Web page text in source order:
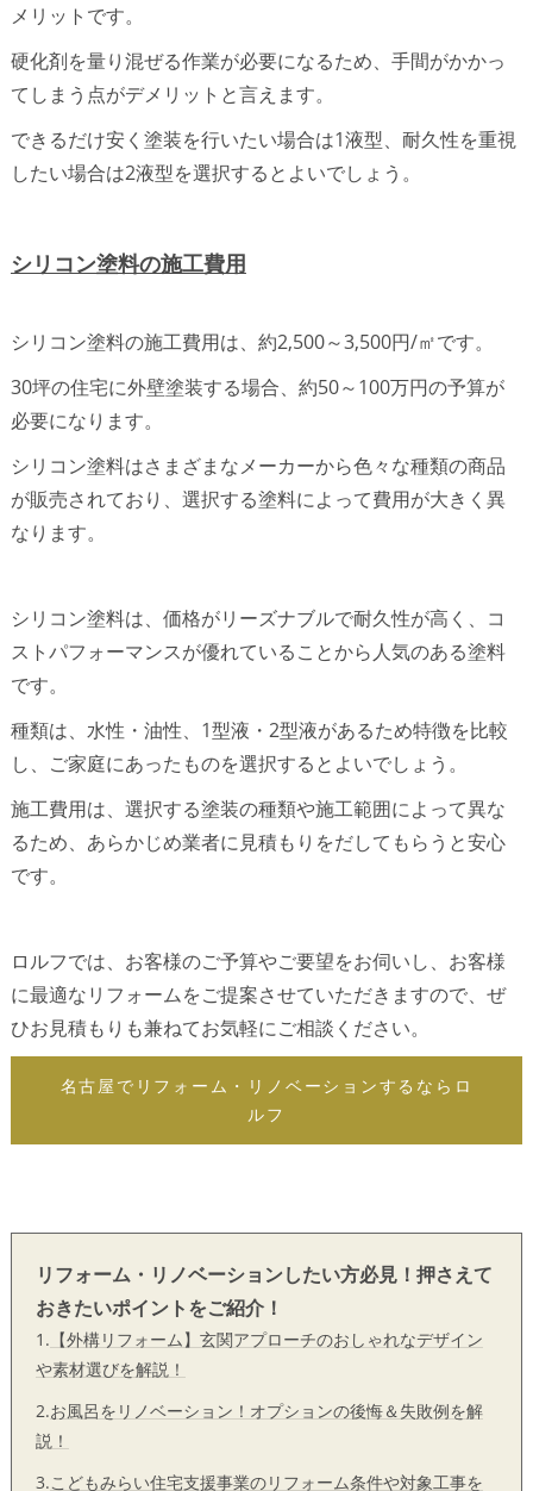
メリットです。
硬化剤を量り混ぜる作業が必要になるため、手間がかかっ
てしまう点がデメリットと言えます。
できるだけ安く塗装を行いたい場合は1液型、耐久性を重視
したい場合は2液型を選択するとよいでしょう。
シリコン塗料の施工費用
シリコン塗料の施工費用は、約2,500～3,500円/㎡です。
30坪の住宅に外壁塗装する場合、約50～100万円の予算が
必要になります。
シリコン塗料はさまざまなメーカーから色々な種類の商品
が販売されており、選択する塗料によって費用が大きく異
なります。
シリコン塗料は、価格がリーズナブルで耐久性が高く、コ
ストパフォーマンスが優れていることから人気のある塗料
です。
種類は、水性・油性、1型液・2型液があるため特徴を比較
し、ご家庭にあったものを選択するとよいでしょう。
施工費用は、選択する塗装の種類や施工範囲によって異な
るため、あらかじめ業者に見積もりをだしてもらうと安心
です。
ロルフでは、お客様のご予算やご要望をお伺いし、お客様
に最適なリフォームをご提案させていただきますので、ぜ
ひお見積もりも兼ねてお気軽にご相談ください。
名古屋でリフォーム・リノベーションするならロ
ルフ
リフォーム・リノベーションしたい方必見！押さえて
おきたいポイントをご紹介！
1. 【外構リフォーム】玄関アプローチのおしゃれなデザイン
や素材選びを解説！
2.お風呂をリノベーション！オプションの後悔＆失敗例を解
説！
3.こどもみらい住宅支援事業のリフォーム条件や対象工事を